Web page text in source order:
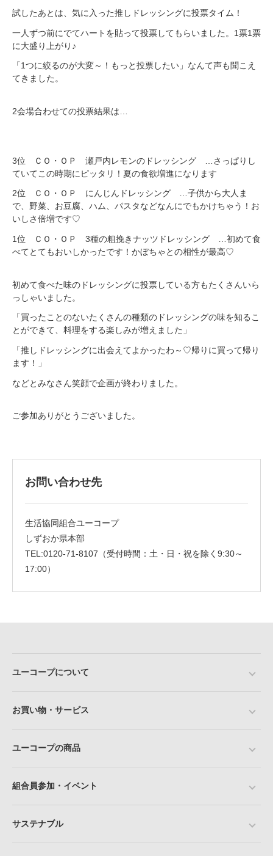
試したあとは、気に入った推しドレッシングに投票タイム！
一人ずつ前にでてハートを貼って投票してもらいました。1票1票
に大盛り上がり♪
「1つに絞るのが大変～！もっと投票したい」なんて声も聞こえ
てきました。
2会場合わせての投票結果は…
3位 ＣＯ・ＯＰ 瀬戸内レモンのドレッシング …さっぱりし
ていてこの時期にピッタリ！夏の食欲増進になります
2位 ＣＯ・ＯＰ にんじんドレッシング …子供から大人ま
で、野菜、お豆腐、ハム、パスタなどなんにでもかけちゃう！お
いしさ倍増です♡
1位 ＣＯ・ＯＰ 3種の粗挽きナッツドレッシング …初めて食
べてとてもおいしかったです！かぼちゃとの相性が最高♡
初めて食べた味のドレッシングに投票している方もたくさんいら
っしゃいました。
「買ったことのないたくさんの種類のドレッシングの味を知るこ
とができて、料理をする楽しみが増えました」
「推しドレッシングに出会えてよかったわ～♡帰りに買って帰り
ます！」
などとみなさん笑顔で企画が終わりました。
ご参加ありがとうございました。
お問い合わせ先
生活協同組合ユーコープ
しずおか県本部
TEL:0120-71-8107（受付時間：土・日・祝を除く9:30～
17:00）
ユーコープについて
お買い物・サービス
ユーコープの商品
組合員参加・イベント
サステナブル